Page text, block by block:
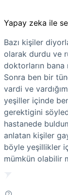
Yapay zeka ile
Bazı kişiler
olarak durdu ve
doktorların
Sonra ben bir
vardi ve
yeşiller içinde
gerektigini
hastanede
anlatan kişiler
böyle yeşillikler
mümkün olabilir